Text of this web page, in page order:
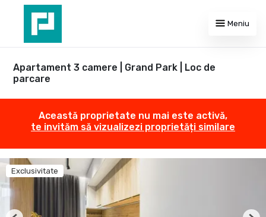
Meniu
Apartament 3 camere | Grand Park | Loc de
parcare
Această proprietate nu mai este activă,
te invităm să vizualizezi proprietăți similare
Exclusivitate